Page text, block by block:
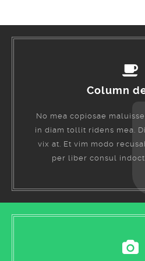
Column
No mea copiosae
in diam tollit ridens mea.
vix at. Et vim modo
per liber consul